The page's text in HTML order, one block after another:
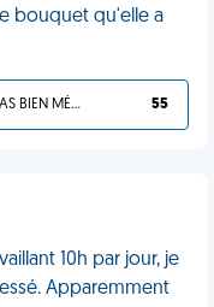
bouquet qu'elle a
TU L'AS BIEN MÉRITÉ 55
10h par jour, je
Apparemment